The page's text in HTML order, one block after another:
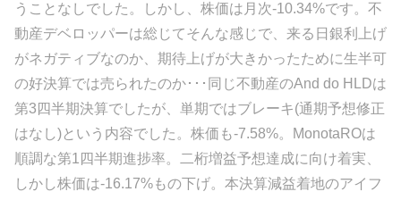
うことなしでした。しかし、株価は月次-10.34%です。不
動産デベロッパーは総じてそんな感じで、来る日銀利上げ
がネガティブなのか、期待上げが大きかったために生半可
の好決算では売られたのか･･･同じ不動産のAnd do HLDは
第3四半期決算でしたが、単期ではブレーキ(通期予想修正
はなし)という内容でした。株価も-7.58%。MonotaROは
順調な第1四半期進捗率。二桁増益予想達成に向け着実、
しかし株価は-16.17%もの下げ。本決算減益着地のアイフ